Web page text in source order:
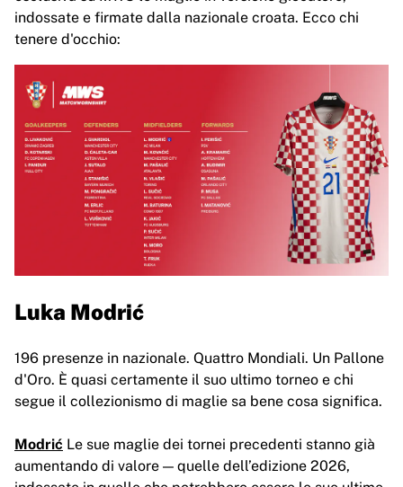
Team Liquid
Come funziona
Incornicia la tua maglia
Autenticazione della maglia
La mia collezione
indossate e firmate dalla nazionale croata. Ecco chi
tenere d'occhio:
Luka Modrić
196 presenze in nazionale. Quattro Mondiali. Un Pallone
d'Oro. È quasi certamente il suo ultimo torneo e chi
segue il collezionismo di maglie sa bene cosa significa.
Modrić Le sue maglie dei tornei precedenti stanno già
aumentando di valore — quelle dell’edizione 2026,